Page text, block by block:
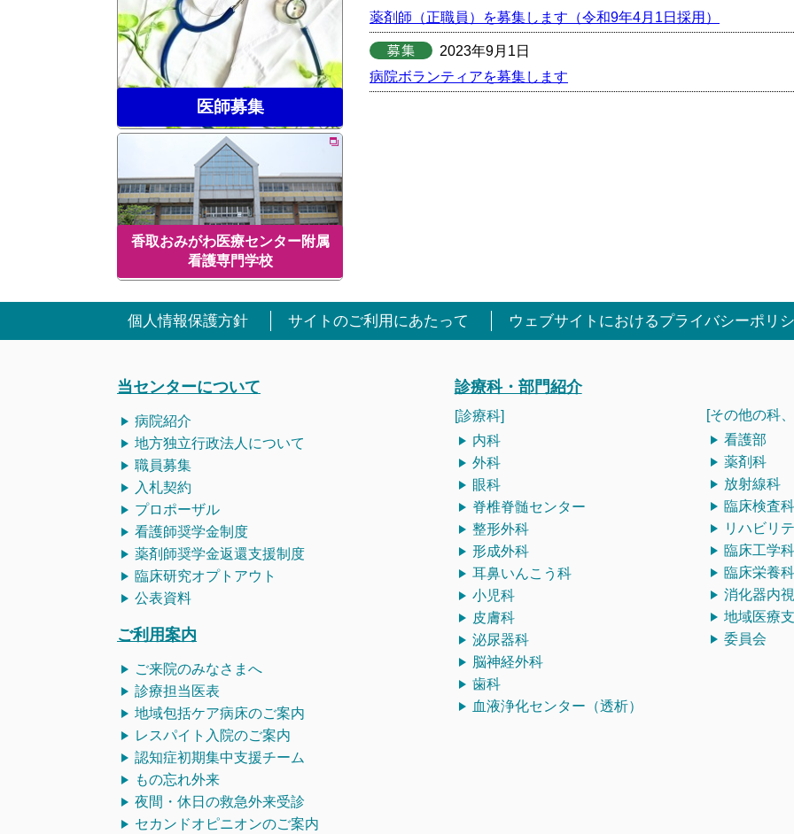
薬剤師（正職員）を募集します（令和9年4月1日採用）
2023年9月1日
病院ボランティアを募集します
医師募集
香取おみがわ医療センター附属
看護専門学校
個人情報保護方針 サイトのご利用にあたって ウェブサイトにおけるプライバシーポリ
当センターについて
病院紹介
地方独立行政法人について
職員募集
入札契約
プロポーザル
看護師奨学金制度
薬剤師奨学金返還支援制度
臨床研究オプトアウト
公表資料
ご利用案内
ご来院のみなさまへ
診療担当医表
地域包括ケア病床のご案内
レスパイト入院のご案内
認知症初期集中支援チーム
もの忘れ外来
夜間・休日の救急外来受診
セカンドオピニオンのご案内
診療科・部門紹介
[診療科]
内科
外科
眼科
脊椎脊髄センター
整形外科
形成外科
耳鼻いんこう科
小児科
皮膚科
泌尿器科
脳神経外科
歯科
血液浄化センター（透析）
[その他の科
看護部
薬剤科
放射線科
臨床検査科
リハビリ
臨床工学科
臨床栄養科
消化器内
地域医療
委員会